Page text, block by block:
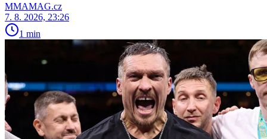
MMAMAG.cz
7. 8. 2026, 23:26
1 min